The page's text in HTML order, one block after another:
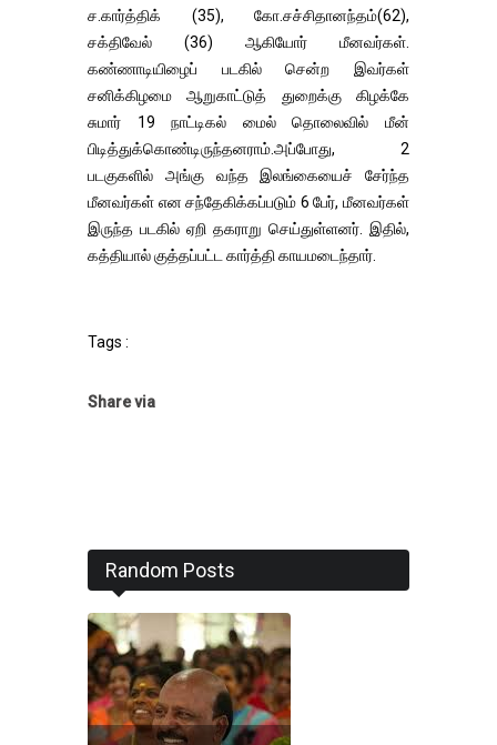
ச.கார்த்திக் (35), கோ.சச்சிதானந்தம்(62),
சக்திவேல் (36) ஆகியோர் மீனவர்கள்.
கண்ணாடியிழைப் படகில் சென்ற இவர்கள்
சனிக்கிழமை ஆறுகாட்டுத் துறைக்கு கிழக்கே
சுமார் 19 நாட்டிகல் மைல் தொலைவில் மீன்
பிடித்துக்கொண்டிருந்தனராம்.அப்போது, 2
படகுகளில் அங்கு வந்த இலங்கையைச் சேர்ந்த
மீனவர்கள் என சந்தேகிக்கப்படும் 6 பேர், மீனவர்கள்
இருந்த படகில் ஏறி தகராறு செய்துள்ளனர். இதில்,
கத்தியால் குத்தப்பட்ட கார்த்தி காயமடைந்தார்.
Tags :
Share via
Random Posts